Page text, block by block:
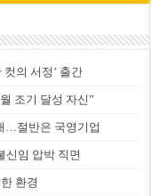
컷의 서정’ 출간
조기 달성 자신”
…절반은 국영기업
신임 압박 직면
환경